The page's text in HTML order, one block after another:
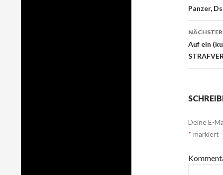
Panzer,
Auf ein
Deine E-
* markiert